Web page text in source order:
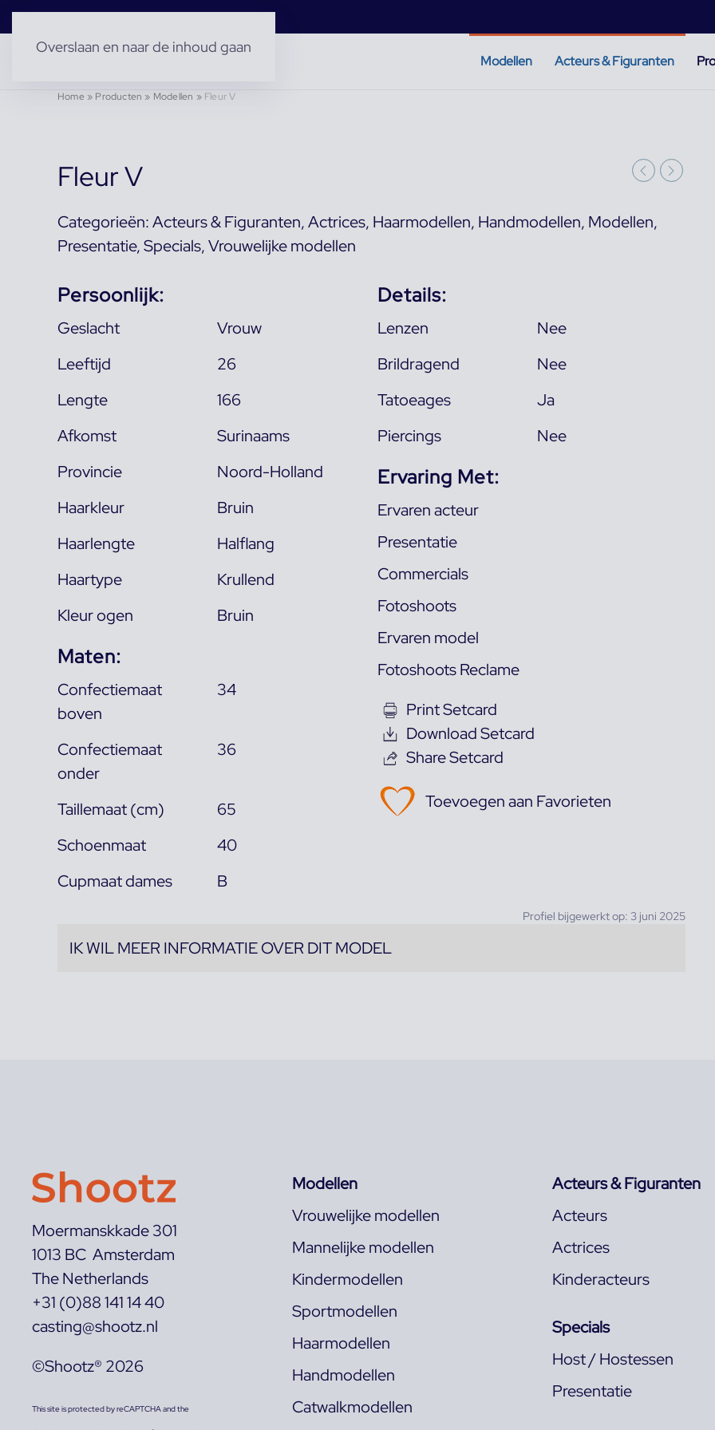
Overslaan en naar de inhoud gaan
Modellen Acteurs & Figuranten
Home» Producten » Modellen » Fleur V
Fleur V
Categorieën:Acteurs & Figuranten,Actrices, Haarmodellen, Handmodellen, Modellen,
Presentatie,Specials,Vrouwelijke modellen
Persoonlijk:
Geslacht
Vrouw
Leeftijd
26
Lengte
166
Afkomst
Surinaams
Provincie
Noord-Holland
Haarkleur
Bruin
Haarlengte
Halflang
Haartype
Krullend
Kleur ogen
Bruin
Maten:
Confectiemaat
boven
34
Confectiemaat
onder
36
Taillemaat (cm)
65
Schoenmaat
40
Cupmaat dames
B
Details:
Lenzen
Nee
Brildragend
Nee
Tatoeages
Ja
Piercings
Nee
Ervaring Met:
Ervaren acteur
Presentatie
Commercials
Fotoshoots
Ervaren model
Fotoshoots Reclame
Print Setcard
Download Setcard
Share Setcard
Toevoegen aan Favorieten
Profiel bijgewerkt op: 3 juni 2025
IK WIL MEER INFORMATIE OVER DIT MODEL
Moermanskkade 301
1013 BC Amsterdam
The Netherlands
+31 (0)88 141 14 40
casting@shootz.nl
©Shootz® 2026
This site is protected by reCAPTCHA and the
Modellen
Vrouwelijke modellen
Mannelijke modellen
Kindermodellen
Sportmodellen
Haarmodellen
Handmodellen
Catwalkmodellen
Acteurs & Figuranten
Acteurs
Actrices
Kinderacteurs
Specials
Host / Hostessen
Presentatie